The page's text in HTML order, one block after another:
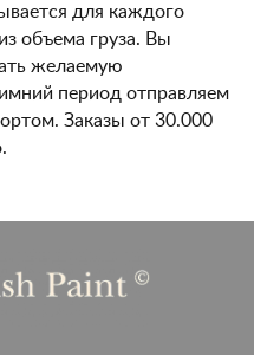
для каждого
объема груза. Вы
желаемую
период отправляем
Заказы от 30.000